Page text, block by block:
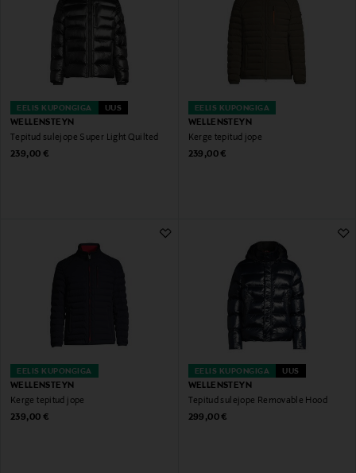
EELIS KUPONGIGA UUS
WELLENSTEYN
Tepitud sulejope Super Light Quilted
Original Price
239,00 €
EELIS KUPONGIGA
WELLENSTEYN
Kerge tepitud jope
Original Price
239,00 €
EELIS KUPONGIGA
WELLENSTEYN
Kerge tepitud jope
Original Price
239,00 €
EELIS KUPONGIGA UUS
WELLENSTEYN
Tepitud sulejope Removable Hood
Original Price
299,00 €